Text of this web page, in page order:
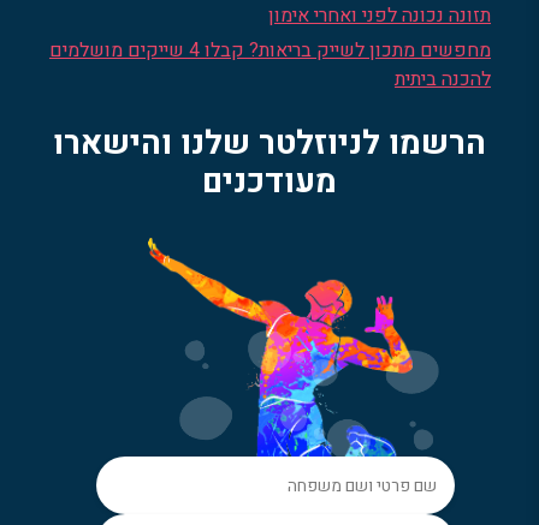
תזונה נכונה לפני ואחרי אימון
מחפשים מתכון לשייק בריאות? קבלו 4 שייקים מושלמים
להכנה ביתית
הרשמו לניוזלטר שלנו והישארו
מעודכנים